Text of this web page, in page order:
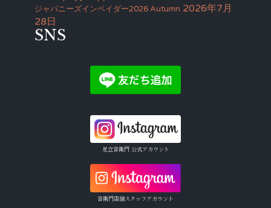
ジャパニーズインベイダー2026 Autumn 2026年7月
28日
SNS
足立音衛門 公式アカウント
音衛門店舗スタッフアカウント